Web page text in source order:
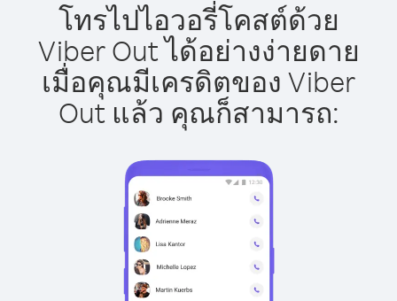
โทรไปไอวอรี่โคสต์ด้วย
Viber Out ได้อย่างง่ายดาย
เมื่อคุณมีเครดิตของ Viber
Out แล้ว คุณก็สามารถ: